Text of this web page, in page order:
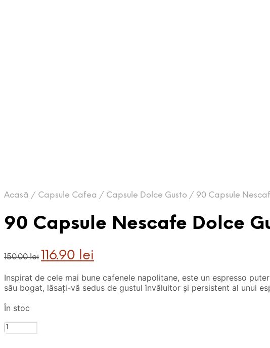
Acasă / Capsule Cafea / Capsule Dolce Gusto / 90 Capsule
90 Capsule Nescafe Dolce
150.00lei
Prețul
inițial
fost:
150.00 lei.
116.90 leicurent
116.90 lei.
Inspirat de cele mai bune cafenele napolitane, este un espresso
său bogat, lăsați-vă sedus de gustul învăluitor și persistent al unui
În stoc
Cantitate
90